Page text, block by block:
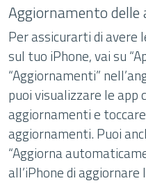
Aggiornamento delle
Per assicurarti di avere
sul tuo iPhone, vai su
“Aggiornamenti”
puoi visualizzare le app
aggiornamenti e
aggiornamenti. Puoi
“Aggiorna
all’iPhone di aggiornare